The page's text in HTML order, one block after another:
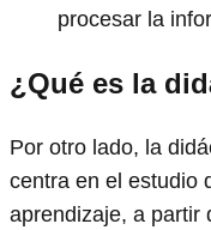
procesar la
¿Qué es la
Por otro lado, la
centra en el estudio
aprendizaje, a partir